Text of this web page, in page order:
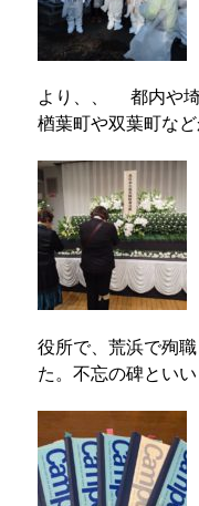
より、、 都内や埼
楢葉町や双葉町な
役所で、荒浜で殉
た。不忘の碑とい